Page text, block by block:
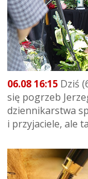
06.08 16:15 Dziś
się pogrzeb
dziennikarstwa
i przyjaciele, ale